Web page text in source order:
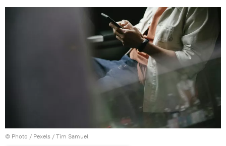
© Photo / Pexels / Tim Samuel